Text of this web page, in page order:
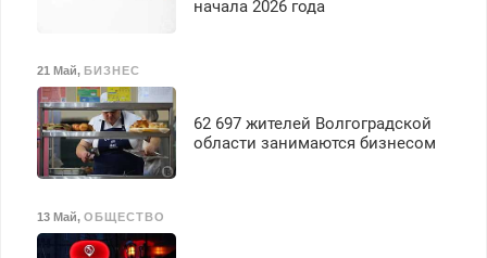
начала 2026 года
21 Май, БИЗНЕС
62 697 жителей Волгоградской
области занимаются бизнесом
13 Май, ОБЩЕСТВО